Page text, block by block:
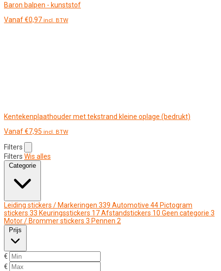
Baron balpen - kunststof
Vanaf€0,97 incl. BTW
Kentekenplaathouder met tekstrand kleine oplage (bedrukt)
Vanaf€7,95 incl. BTW
Filters
Filters Wis alles
Categorie
Leiding stickers / Markeringen 339 Automotive 44 Pictogram
stickers 33 Keuringsstickers 17Afstandstickers 10 Geen categorie 3
Motor / Brommer stickers 3 Pennen 2
Prijs
€
€